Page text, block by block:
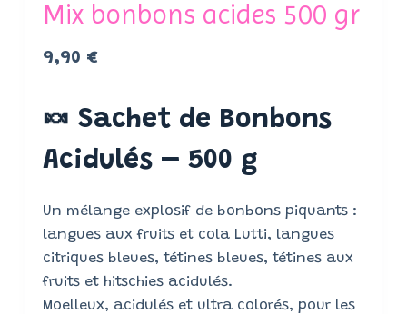
Mix bonbons acides 500 gr
9,90 €
🍬 Sachet de Bonbons
Acidulés – 500 g
Un mélange explosif de bonbons piquants :
langues aux fruits et cola Lutti, langues
citriques bleues, tétines bleues, tétines aux
fruits et hitschies acidulés.
Moelleux, acidulés et ultra colorés, pour les